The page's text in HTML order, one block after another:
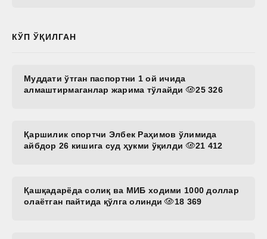
КЎП ЎҚИЛГАН
Муддати ўтган паспортни 1 ой ичида
алмаштирмаганлар жарима тўлайди
25 326
Қаршилик спортчи Элбек Раҳимов ўлимида
айбдор 26 кишига суд ҳукми ўқилди
21 412
Қашқадарёда солиқ ва МИБ ходими 1000 доллар
олаётган пайтида қўлга олинди
18 369